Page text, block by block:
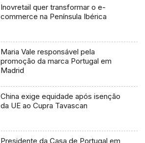
Inovretail quer transformar o e-
commerce na Península Ibérica
Maria Vale responsável pela
promoção da marca Portugal em
Madrid
China exige equidade após isenção
da UE ao Cupra Tavascan
Presidente da Casa de Portugal em